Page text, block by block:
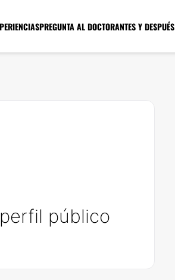
PREGUNTA AL DOCTORANTES Y DESPUÉS
público